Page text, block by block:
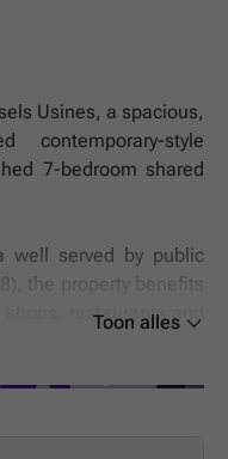
Usines, a spacious,
style
7-bedroom shared
well served by public
the property benefits
restaurants and
Toon alles